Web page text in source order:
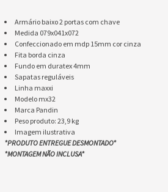
Armário baixo 2 portas com chave
Medida 079x041x072
Confeccionado em mdp 15mm cor cinza
Fita borda cinza
Fundo em duratex 4mm
Sapatas reguláveis
Linha maxxi
Modelo mx32
Marca Pandin
​Peso produto: 23,9 kg​
​​Imagem ilustrativa
*PRODUTO ENTREGUE DESMONTADO*
​*MONTAGEM NÃO INCLUSA*